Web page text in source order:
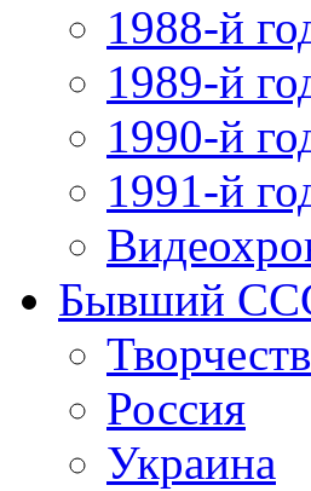
1988-й
1989-й
1990-й
1991-й
Бывший
Россия
Украина